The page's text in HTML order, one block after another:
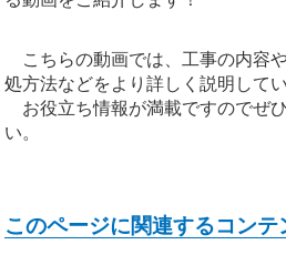
こちらの動画では、工事の内容
処方法などをより詳しく説明してい
お役立ち情報が満載ですのでぜ
い。
このページに関連するコン